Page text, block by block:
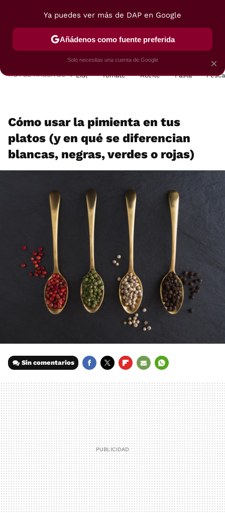
POSTRES VIAJES SELECCIÓN VEGUI
HOY SE HABLA DE Lidl Tomate Aceite Pasta
Cómo usar la pimienta en tus
platos (y en qué se diferencian
blancas, negras, verdes o rojas)
Sin comentarios
MAIL
×
Ya puedes ver más de DAP en Google
Añádenos como fuente preferida
Solo necesitas una cuenta de Google